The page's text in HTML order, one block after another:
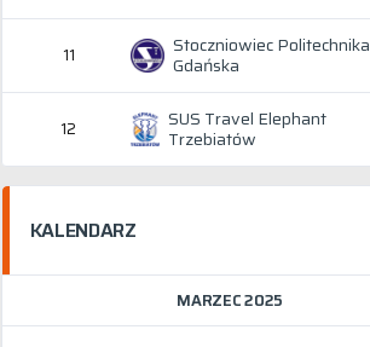
11 Stoczniowiec Politechnika
Gdańska
12 SUS Travel Elephant
Trzebiatów
KALENDARZ
MARZEC 2025